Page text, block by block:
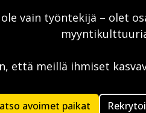
vain työntekijä – olet
että meillä ihmiset
avoimet paikat